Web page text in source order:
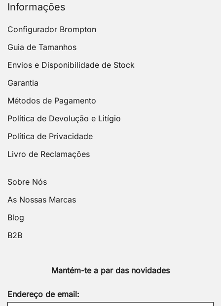
Informações
Configurador Brompton
Guia de Tamanhos
Envios e Disponibilidade de Stock
Garantia
Métodos de Pagamento
Política de Devolução e Litígio
Política de Privacidade
Livro de Reclamações
Sobre Nós
As Nossas Marcas
Blog
B2B
Mantém-te a par das novidades
Endereço de email: